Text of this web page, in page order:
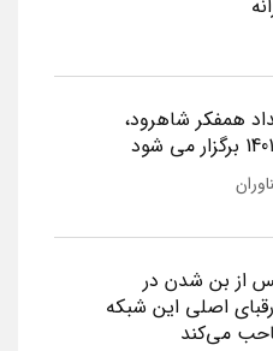
همفکر شاهرود،
از بن شدن در
اصلی این شبکه
می‌کند